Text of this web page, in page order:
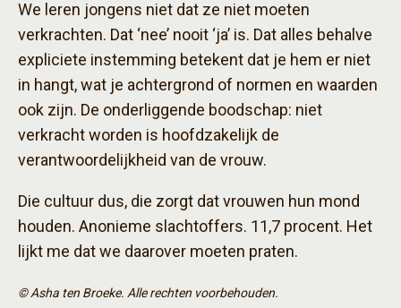
We leren jongens niet dat ze niet moeten
verkrachten. Dat ‘nee’ nooit ‘ja’ is. Dat alles behalve
expliciete instemming betekent dat je hem er niet
in hangt, wat je achtergrond of normen en waarden
ook zijn. De onderliggende boodschap: niet
verkracht worden is hoofdzakelijk de
verantwoordelijkheid van de vrouw.
Die cultuur dus, die zorgt dat vrouwen hun mond
houden. Anonieme slachtoffers. 11,7 procent. Het
lijkt me dat we daarover moeten praten.
© Asha ten Broeke. Alle rechten voorbehouden.